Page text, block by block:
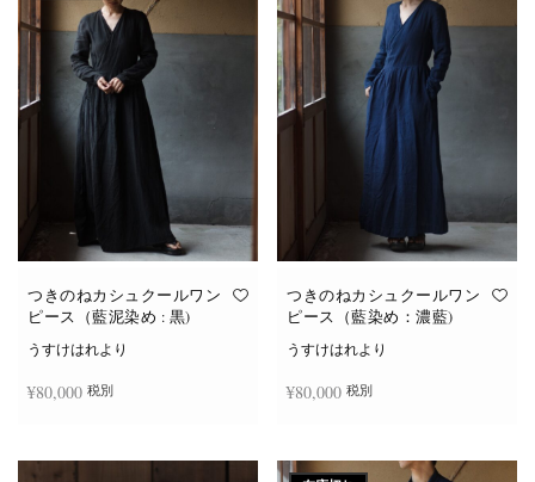
つきのねカシュクールワン
ピース（藍泥染め : 黒)
うすけはれより
¥80,000 税別
つきのねカシュクールワン
ピース（藍染め：濃藍)
うすけはれより
¥80,000 税別